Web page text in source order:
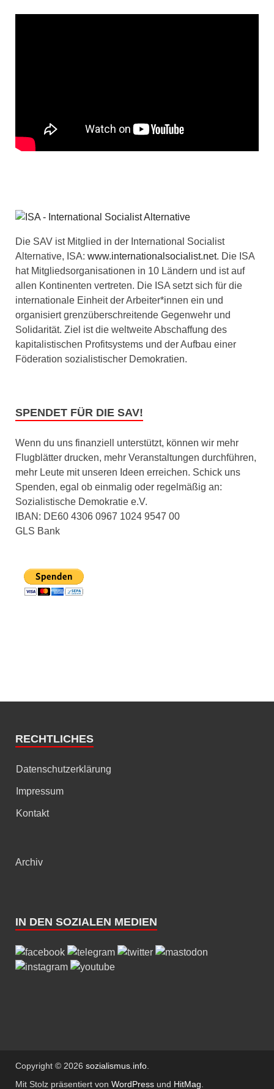
Die SAV ist Mitglied in der International Socialist
Alternative, ISA: www.internationalsocialist.net. Die ISA
hat Mitgliedsorganisationen in 10 Ländern und ist auf
allen Kontinenten vertreten. Die ISA setzt sich für die
internationale Einheit der Arbeiter*innen ein und
organisiert grenzüberschreitende Gegenwehr und
Solidarität. Ziel ist die weltweite Abschaffung des
kapitalistischen Profitsystems und der Aufbau einer
Föderation sozialistischer Demokratien.
SPENDET FÜR DIE SAV!
Wenn du uns finanziell unterstützt, können wir mehr
Flugblätter drucken, mehr Veranstaltungen durchführen,
mehr Leute mit unseren Ideen erreichen. Schick uns
Spenden, egal ob einmalig oder regelmäßig an:
Sozialistische Demokratie e.V.
IBAN: DE60 4306 0967 1024 9547 00
GLS Bank
RECHTLICHES
Datenschutzerklärung
Impressum
Kontakt
Archiv
IN DEN SOZIALEN MEDIEN
Copyright © 2026 sozialismus.info
Mit Stolz präsentiert von WordPress und HitMag